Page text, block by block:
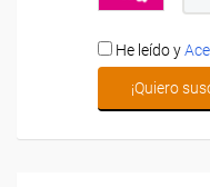
He leído y